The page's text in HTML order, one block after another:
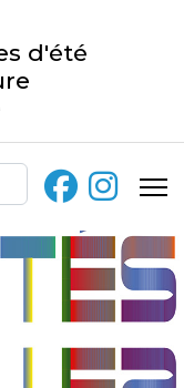
d'été